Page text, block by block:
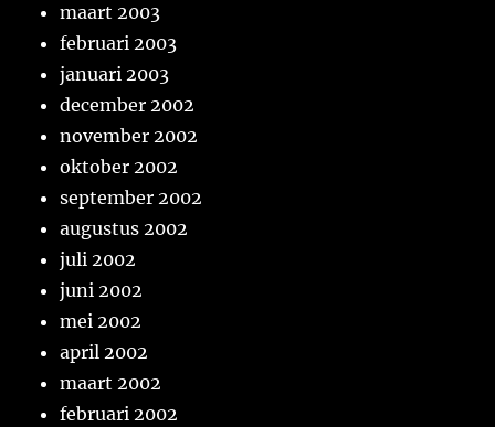
maart 2003
februari 2003
januari 2003
december 2002
november 2002
oktober 2002
september 2002
augustus 2002
juli 2002
juni 2002
mei 2002
april 2002
maart 2002
februari 2002